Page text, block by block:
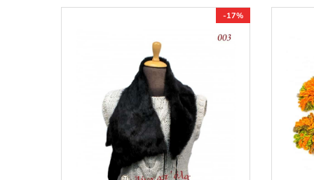
-17%